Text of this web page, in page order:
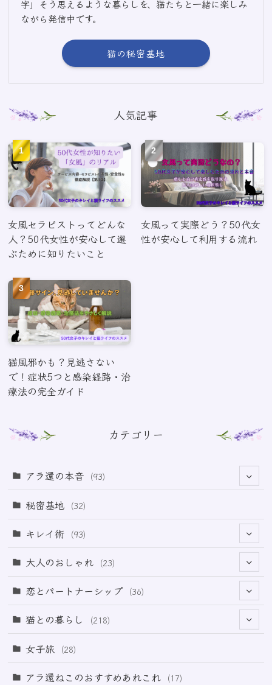
字」そう思えるような暮らしを、猫たちと一緒に楽しみ
ながら発信中です。
猫の秘密基地
人気記事
女風セラピストってどんな
人？50代女性が安心して選
ぶために知りたいこと
女風って実際どう？50代女
性が安心して利用する流れ
猫風邪かも？見逃さない
で！症状5つと感染経路・治
療法の完全ガイド
カテゴリー
アラ還の本音 (93)
(69)
秘密基地 (32)
キレイ術 (93)
(32)
(49)
大人のおしゃれ (23)
(21)
(2)
恋とパートナーシップ (36)
(33)
(3)
猫との暮らし (218)
(21)
女子旅 (28)
アラ還ねこのおすすめあれこれ (17)